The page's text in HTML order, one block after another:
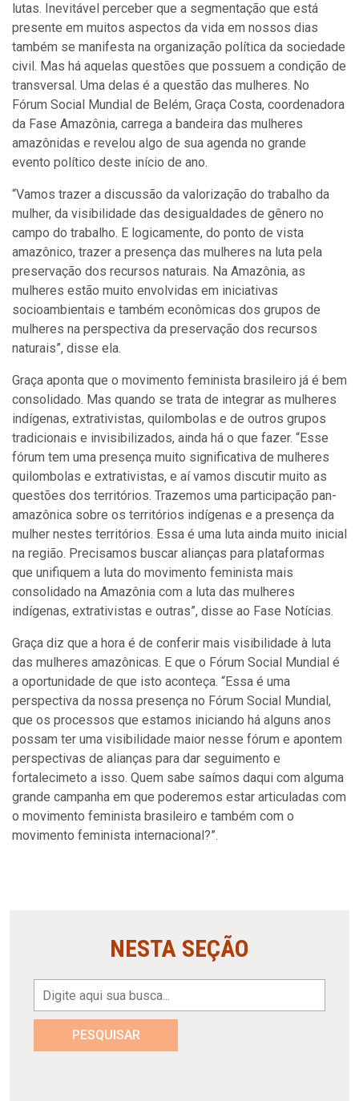
lutas. Inevitável perceber que a segmentação que está
presente em muitos aspectos da vida em nossos dias
também se manifesta na organização política da sociedade
civil. Mas há aquelas questões que possuem a condição de
transversal. Uma delas é a questão das mulheres. No
Fórum Social Mundial de Belém, Graça Costa, coordenadora
da Fase Amazônia, carrega a bandeira das mulheres
amazônidas e revelou algo de sua agenda no grande
evento político deste início de ano.
“Vamos trazer a discussão da valorização do trabalho da
mulher, da visibilidade das desigualdades de gênero no
campo do trabalho. E logicamente, do ponto de vista
amazônico, trazer a presença das mulheres na luta pela
preservação dos recursos naturais. Na Amazônia, as
mulheres estão muito envolvidas em iniciativas
socioambientais e também econômicas dos grupos de
mulheres na perspectiva da preservação dos recursos
naturais”, disse ela.
Graça aponta que o movimento feminista brasileiro já é bem
consolidado. Mas quando se trata de integrar as mulheres
indígenas, extrativistas, quilombolas e de outros grupos
tradicionais e invisibilizados, ainda há o que fazer. “Esse
fórum tem uma presença muito significativa de mulheres
quilombolas e extrativistas, e aí vamos discutir muito as
questões dos territórios. Trazemos uma participação pan-
amazônica sobre os territórios indígenas e a presença da
mulher nestes territórios. Essa é uma luta ainda muito inicial
na região. Precisamos buscar alianças para plataformas
que unifiquem a luta do movimento feminista mais
consolidado na Amazônia com a luta das mulheres
indígenas, extrativistas e outras”, disse ao Fase Notícias.
Graça diz que a hora é de conferir mais visibilidade à luta
das mulheres amazônicas. E que o Fórum Social Mundial é
a oportunidade de que isto aconteça. “Essa é uma
perspectiva da nossa presença no Fórum Social Mundial,
que os processos que estamos iniciando há alguns anos
possam ter uma visibilidade maior nesse fórum e apontem
perspectivas de alianças para dar seguimento e
fortalecimeto a isso. Quem sabe saímos daqui com alguma
grande campanha em que poderemos estar articuladas com
o movimento feminista brasileiro e também com o
movimento feminista internacional?”.
NESTA SEÇÃO
PESQUISAR